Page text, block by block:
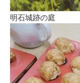
明石城跡の庭